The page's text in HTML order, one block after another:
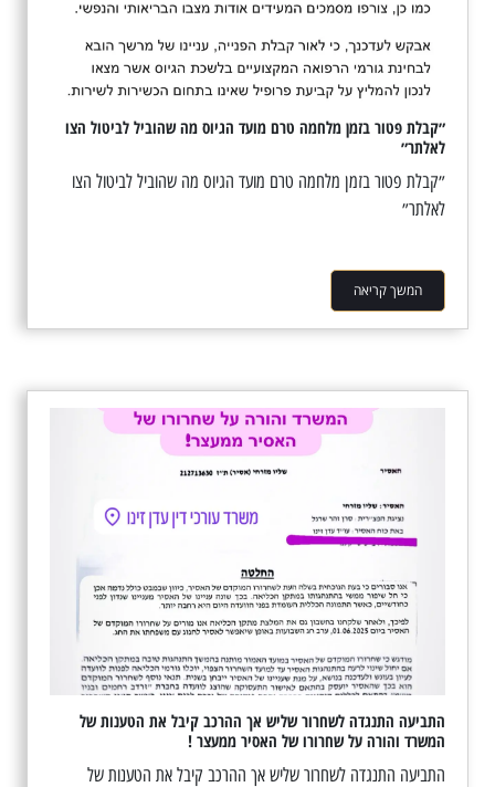
״קבלת פטור בזמן מלחמה טרם מועד הגיוס מה שהוביל לביטול הצו
לאלתר״
״קבלת פטור בזמן מלחמה טרם מועד הגיוס מה שהוביל לביטול הצו
לאלתר״
המשך קריאה
התביעה התנגדה לשחרור שליש אך ההרכב קיבל את הטענות של
המשרד והורה על שחרורו של האסיר ממעצר !
התביעה התנגדה לשחרור שליש אך ההרכב קיבל את הטענות של